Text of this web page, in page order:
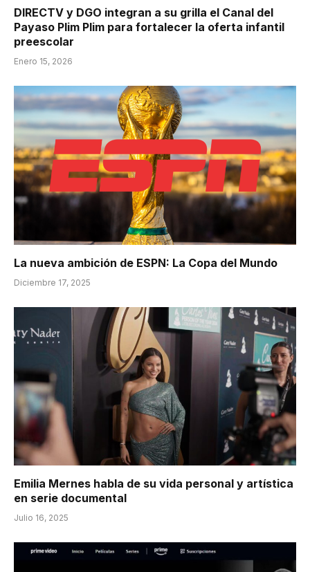
DIRECTV y DGO integran a su grilla el Canal del
Payaso Plim Plim para fortalecer la oferta infantil
preescolar
Enero 15, 2026
La nueva ambición de ESPN: La Copa del Mundo
Diciembre 17, 2025
Emilia Mernes habla de su vida personal y artística
en serie documental
Julio 16, 2025